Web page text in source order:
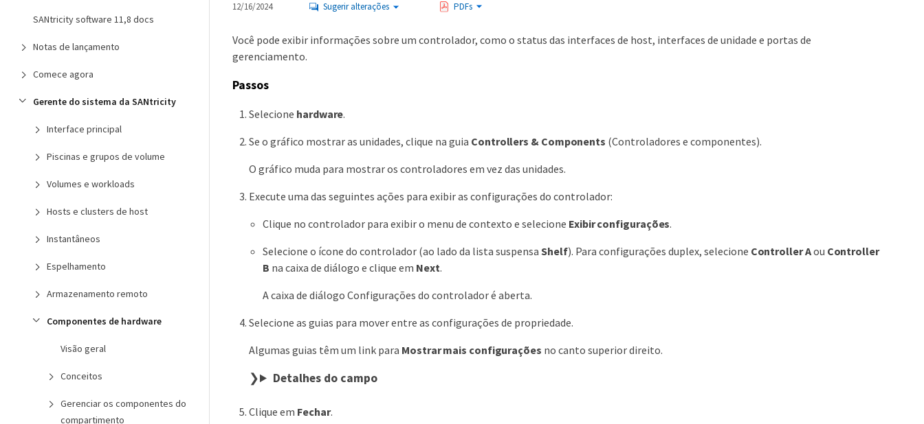
SANtricity software 11,8 docs
Notas de lançamento
Comece agora
Gerente do sistema da SANtricity
Interface principal
Piscinas e grupos de volume
Volumes e workloads
Hosts e clusters de host
Instantâneos
Espelhamento
Armazenamento remoto
Componentes de hardware
Visão geral
Conceitos
Gerenciar os componentes do
compartimento
12/16/2024 Sugerir alterações PDFs
Você pode exibir informações sobre um controlador, como o status das interfaces de host, interfaces de unidade e portas de
gerenciamento.
Passos
Selecione hardware.
Se o gráfico mostrar as unidades, clique na guia Controllers & Components (Controladores e componentes).
O gráfico muda para mostrar os controladores em vez das unidades.
Execute uma das seguintes ações para exibir as configurações do controlador:
Clique no controlador para exibir o menu de contexto e selecione Exibir configurações.
Selecione o ícone do controlador (ao lado da lista suspensa Shelf). Para configurações duplex, selecione Controller Aou Controller
B na caixa de diálogo e clique em Next.
A caixa de diálogo Configurações do controlador é aberta.
Selecione as guias para mover entre as configurações de propriedade.
Algumas guias têm um link para Mostrar mais configurações no canto superior direito.
Detalhes do campo
Clique em Fechar.